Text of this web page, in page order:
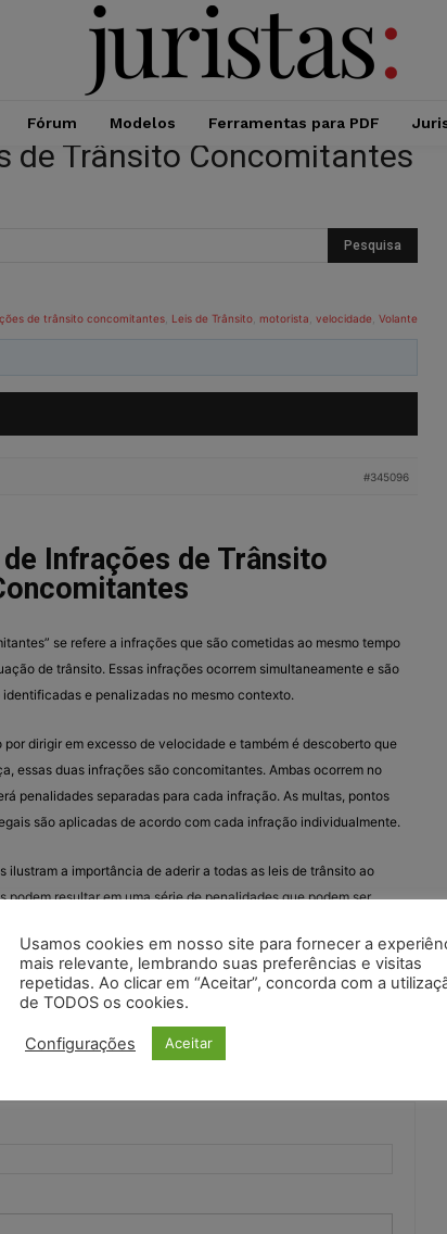
Fórum Modelos Ferramentas para PDF
de Trânsito Concomitantes
de trânsito concomitantes Leis de Trânsito motorista velocidade Volante
#345096
Infrações de Trânsito
se refere a infrações que são cometidas ao mesmo tempo
de trânsito. Essas infrações ocorrem simultaneamente e são
e penalizadas no mesmo contexto.
por dirigir em excesso de velocidade e também é descoberto que
essas duas infrações são concomitantes. Ambas ocorrem no
penalidades separadas para cada infração. As multas, pontos
são aplicadas de acordo com cada infração individualmente.
a importância de aderir a todas as leis de trânsito ao
podem resultar em uma série de penalidades que podem ser
resultantes de uma única infração. Elas também reforçam a
dos condutores ao volante, visando a segurança
Usamos cookies em nosso site para fornecer a
mais relevante, lembrando suas preferências e visitas
repetidas. Ao clicar em “Aceitar”, concorda com a
de TODOS os cookies.
Configurações Aceitar